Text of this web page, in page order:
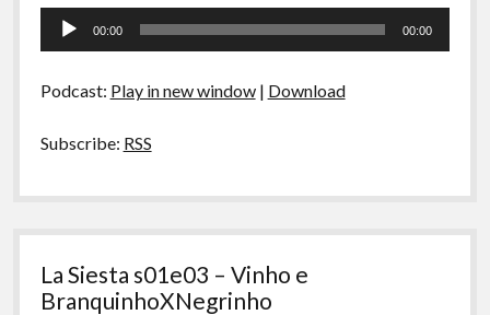
–
Fernando
Tocador
00:00 00:00
Podcast: Play in new window| Download
Subscribe: RSS
La Siesta s01e03 – Vinho e
BranquinhoXNegrinho